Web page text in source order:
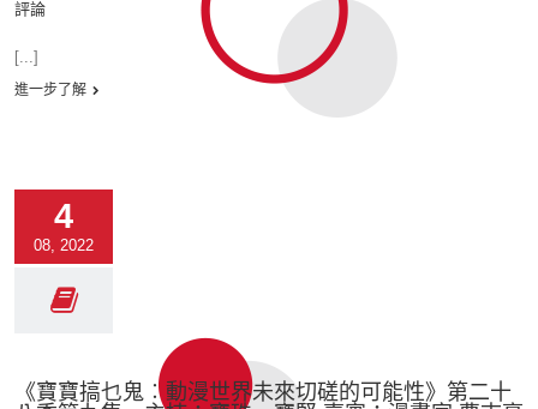
評論
[...]
進一步了解
4
08, 2022
《寶寶搞乜鬼︰動漫世界未來切磋的可能性》第二十